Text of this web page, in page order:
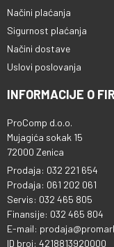
Načini plaćanja
Sigurnost plaćanja
Načini dostave
Uslovi poslovanja
INFORMACIJE O
ProComp d.o.o.
Mujagića sokak 15
72000 Zenica
Prodaja: 032 221 654
Prodaja: 061 202 061
Servis: 032 465 805
Finansije: 032 465 804
E-mail:
ID broj: 4218813920000